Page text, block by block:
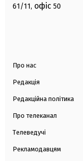
61/11, офіс 50
Про нас
Редакція
Редакційна політика
Про телеканал
Телеведучі
Рекламодавцям